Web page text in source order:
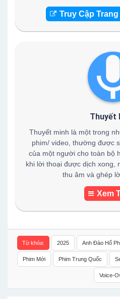
Truy Cập Trang
Thuyết
Thuyết minh là một trong
phim/ video, thường được
của một người cho toàn bộ
khi lời thoại được dịch xong,
thu âm và ghép
Xem
Từ khóa: 2025 Anh Đào Hổ
Phim Mới Phim Trung Quốc
Voice-